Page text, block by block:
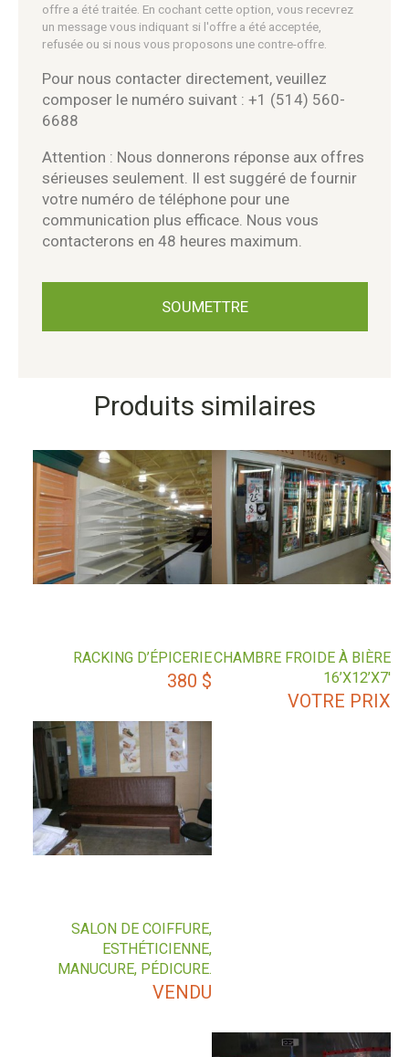
offre a été traitée. En cochant cette option, vous recevrez
un message vous indiquant si l'offre a été acceptée,
refusée ou si nous vous proposons une contre-offre.
Pour nous contacter directement, veuillez
composer le numéro suivant : +1 (514) 560-
6688
Attention : Nous donnerons réponse aux offres
sérieuses seulement. Il est suggéré de fournir
votre numéro de téléphone pour une
communication plus efficace. Nous vous
contacterons en 48 heures maximum.
Produits similaires
CHAMBRE FROIDE À BIÈRE
16’X12’X7′
VOTRE PRIX
RACKING D’ÉPICERIE
380 $
SALON DE COIFFURE,
ESTHÉTICIENNE,
MANUCURE, PÉDICURE.
VENDU